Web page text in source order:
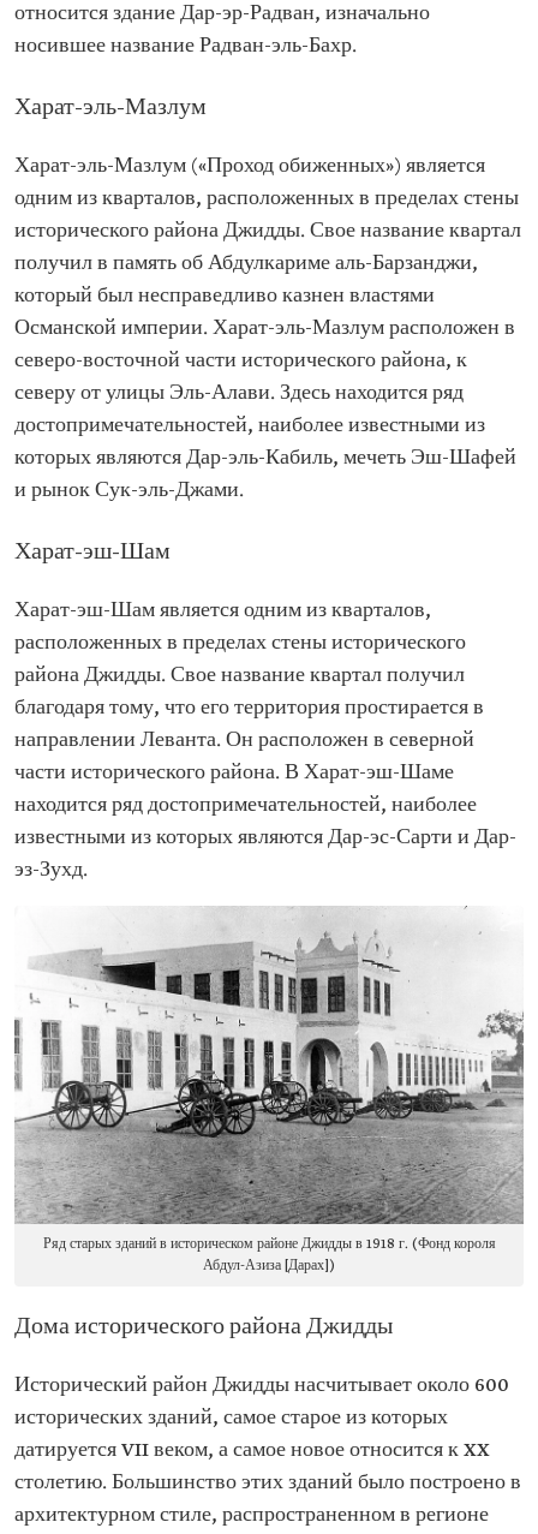
относится здание Дар-эр-Радван, изначально
носившее название Радван-эль-Бахр.
Харат-эль-Мазлум
Харат-эль-Мазлум («Проход обиженных») является
одним из кварталов, расположенных в пределах стены
исторического района Джидды. Свое название квартал
получил в память об Абдулкариме аль-Барзанджи,
который был несправедливо казнен властями
Османской империи. Харат-эль-Мазлум расположен в
северо-восточной части исторического района, к
северу от улицы Эль-Алави. Здесь находится ряд
достопримечательностей, наиболее известными из
которых являются Дар-эль-Кабиль, мечеть Эш-Шафей
и рынок Сук-эль-Джами.
Харат-эш-Шам
Харат-эш-Шам является одним из кварталов,
расположенных в пределах стены исторического
района Джидды. Свое название квартал получил
благодаря тому, что его территория простирается в
направлении Леванта. Он расположен в северной
части исторического района. В Харат-эш-Шаме
находится ряд достопримечательностей, наиболее
известными из которых являются Дар-эс-Сарти и Дар-
эз-Зухд.
Ряд старых зданий в историческом районе Джидды в 1918 г. (Фонд короля
Абдул-Азиза [Дарах])
Дома исторического района Джидды
Исторический район Джидды насчитывает около 600
исторических зданий, самое старое из которых
датируется VII веком, а самое новое относится к XX
столетию. Большинство этих зданий было построено в
архитектурном стиле, распространенном в регионе